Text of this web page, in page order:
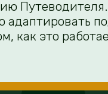
Путеводителя.
адаптировать
как это